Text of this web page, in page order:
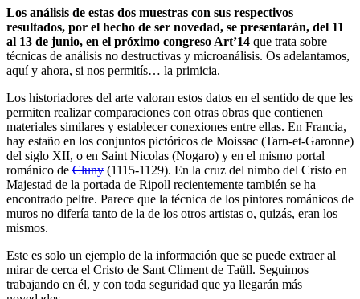
Los análisis de estas dos muestras con sus respectivos
resultados, por el hecho de ser novedad, se presentarán, del 11
al 13 de junio, en el próximo congreso Art’14 que trata sobre
técnicas de análisis no destructivas y microanálisis. Os adelantamos,
aquí y ahora, si nos permitís… la primicia.
Los historiadores del arte valoran estos datos en el sentido de que les
permiten realizar comparaciones con otras obras que contienen
materiales similares y establecer conexiones entre ellas. En Francia,
hay estaño en los conjuntos pictóricos de Moissac (Tarn-et-Garonne)
del siglo XII, o en Saint Nicolas (Nogaro) y en el mismo portal
románico de Cluny (1115-1129). En la cruz del nimbo del Cristo en
Majestad de la portada de Ripoll recientemente también se ha
encontrado peltre. Parece que la técnica de los pintores románicos de
muros no difería tanto de la de los otros artistas o, quizás, eran los
mismos.
Este es solo un ejemplo de la información que se puede extraer al
mirar de cerca el Cristo de Sant Climent de Taüll. Seguimos
trabajando en él, y con toda seguridad que ya llegarán más